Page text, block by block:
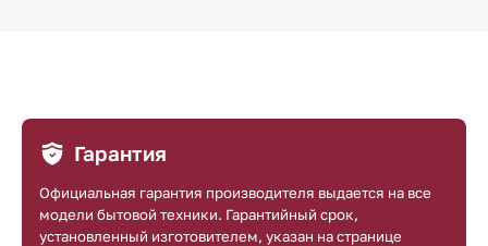
Гарантия
Официальная гарантия производителя выдается на все
модели бытовой техники. Гарантийный срок,
установленный изготовителем, указан на странице